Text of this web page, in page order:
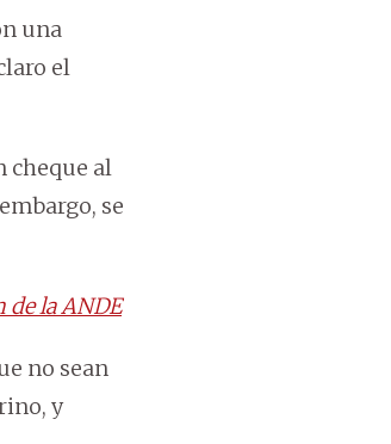
una
el
cheque al
se
la ANDE
no sean
y